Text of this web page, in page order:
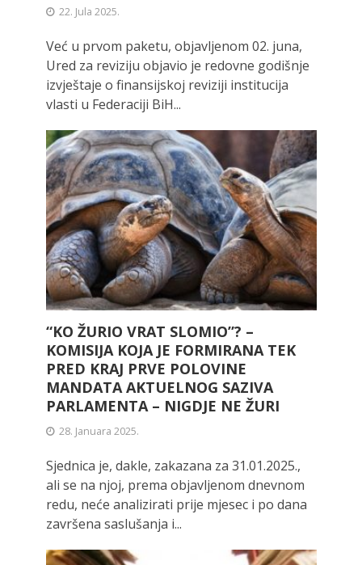
22. Jula 2025.
Već u prvom paketu, objavljenom 02. juna,
Ured za reviziju objavio je redovne godišnje
izvještaje o finansijskoj reviziji institucija
vlasti u Federaciji BiH...
“KO ŽURIO VRAT SLOMIO”? –
KOMISIJA KOJA JE FORMIRANA TEK
PRED KRAJ PRVE POLOVINE
MANDATA AKTUELNOG SAZIVA
PARLAMENTA – NIGDJE NE ŽURI
28. Januara 2025.
Sjednica je, dakle, zakazana za 31.01.2025.,
ali se na njoj, prema objavljenom dnevnom
redu, neće analizirati prije mjesec i po dana
završena saslušanja i...